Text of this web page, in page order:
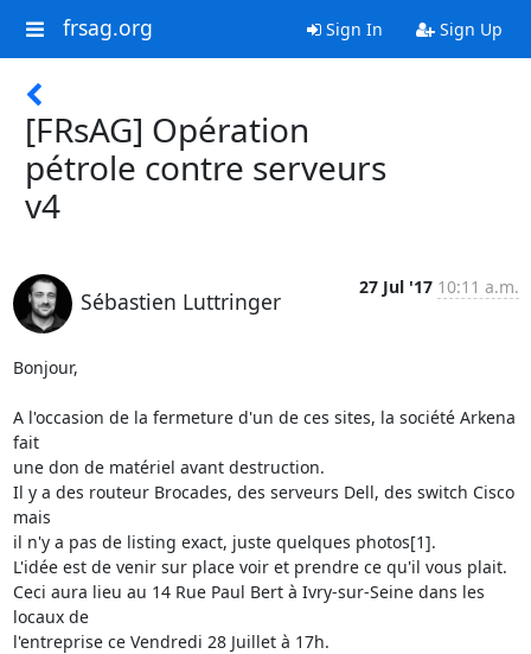
frsag.org Sign In Sign Up
[FRsAG] Opération
pétrole contre serveurs
v4
Sébastien Luttringer
27 Jul '17 10:11 a.m.
Bonjour,
A l'occasion de la fermeture d'un de ces sites, la société Arkena
fait
une don de matériel avant destruction.
Il y a des routeur Brocades, des serveurs Dell, des switch Cisco
mais
il n'y a pas de listing exact, juste quelques photos[1].
L'idée est de venir sur place voir et prendre ce qu'il vous plait.
Ceci aura lieu au 14 Rue Paul Bert à Ivry-sur-Seine dans les
locaux de
l'entreprise ce Vendredi 28 Juillet à 17h.